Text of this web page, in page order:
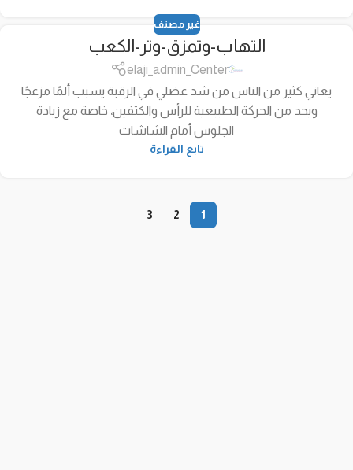
غير مصنف
التهاب-وتمزق-وتر-الكعب
elaji_admin_Center
يعاني كثير من الناس من شد عضلي في الرقبة يسبب ألمًا مزعجًا
ويحد من الحركة الطبيعية للرأس والكتفين، خاصة مع زيادة
الجلوس أمام الشاشات
تابع القراءة
1
2
3